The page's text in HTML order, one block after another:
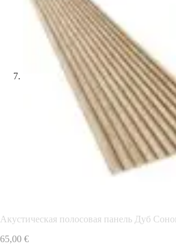
Акустическая полосовая панель Дуб
65,00 €